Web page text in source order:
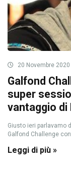
20 Novembre 2020
Galfond
super
vantaggio di
Giusto ieri parlavamo
Galfond Challenge
Leggi di più »